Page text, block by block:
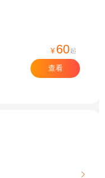
¥ 60起
查看
